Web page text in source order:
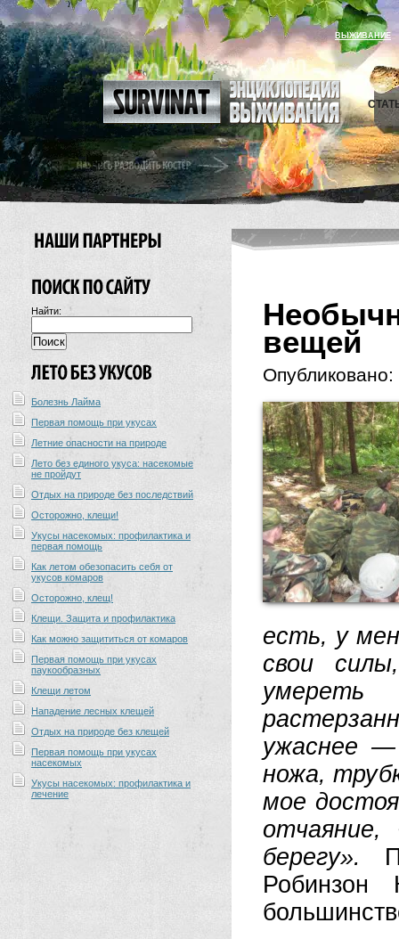
ВЫЖИВАНИЕ
Найти:
Болезнь Лайма
Первая помощь при укусах
Летние опасности на природе
Лето без единого укуса: насекомые
не пройдут
Отдых на природе без последствий
Осторожно, клещи!
Укусы насекомых: профилактика и
первая помощь
Как летом обезопасить себя от
укусов комаров
Осторожно, клещ!
Клещи. Защита и профилактика
Как можно защититься от комаров
Первая помощь при укусах
паукообразных
Клещи летом
Нападение лесных клещей
Отдых на природе без клещей
Первая помощь при укусах
насекомых
Укусы насекомых: профилактика и
лечение
вещей
Опубликовано:
есть, у
свои
ужаснее
ножа,
мое
берегу».